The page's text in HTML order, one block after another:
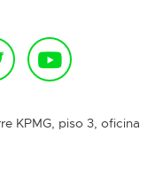
KPMG, piso 3, oficina